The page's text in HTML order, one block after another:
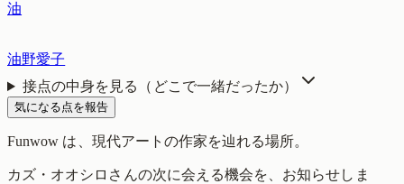
油
油野愛子
接点の中身を見る（どこで一緒だったか）
気になる点を報告
Funwow は、現代アートの作家を辿れる場所。
カズ・オオシロ さんの次に会える機会を、お知らせしま